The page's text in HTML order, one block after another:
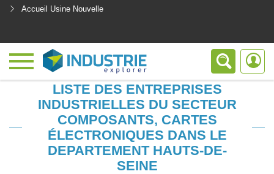
Accueil Usine Nouvelle
LISTE DES ENTREPRISES
INDUSTRIELLES DU SECTEUR
COMPOSANTS, CARTES
ÉLECTRONIQUES DANS LE
DEPARTEMENT HAUTS-DE-
SEINE